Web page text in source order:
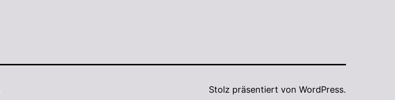
Stolz präsentiert von WordPress.